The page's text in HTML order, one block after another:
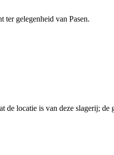
gelegenheid van Pasen.
locatie is van deze slagerij; de